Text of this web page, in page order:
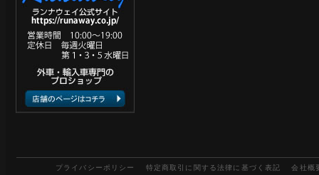
プライバシーポリシー 特定商取引に関する法律に基づく表記 会社概